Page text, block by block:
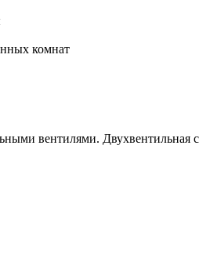
комнат
вентилями. Двухвентильная